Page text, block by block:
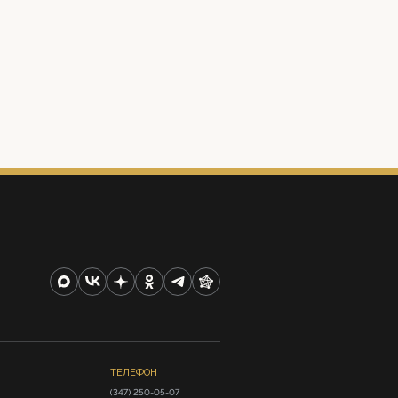
ТЕЛЕФОН
(347) 250-05-07